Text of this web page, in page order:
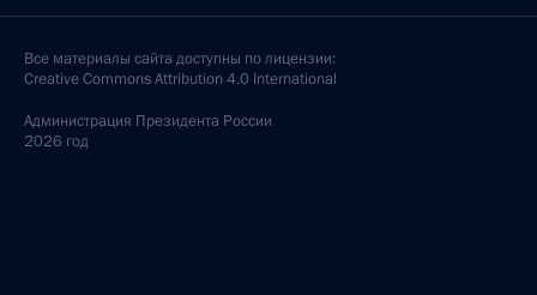
Астана
и Казахстана